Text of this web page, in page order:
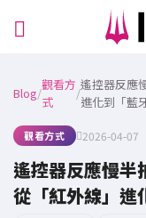
Blog/
觀看方
式
/
遙控器反應
進化到「藍
觀看方式 2026-04-07
遙控器反應慢半
從「紅外線」進